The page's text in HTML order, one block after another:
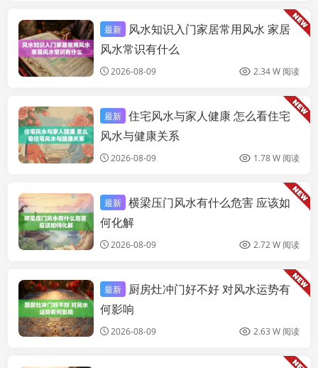
家居
最新
风水知识入门家居常用风水 家居
风水常识有什么
2026-08-09 2.34 W 阅读
家居
最新 住宅风水与家人健康 怎么看住宅
风水与健康关系
2026-08-09 1.78 W 阅读
家居
最新 横梁压门风水有什么危害 应该如
何化解
2026-08-09 2.72 W 阅读
家居
最新
厨房灶冲门好不好 对风水运势有
何影响
2026-08-09 2.63 W 阅读